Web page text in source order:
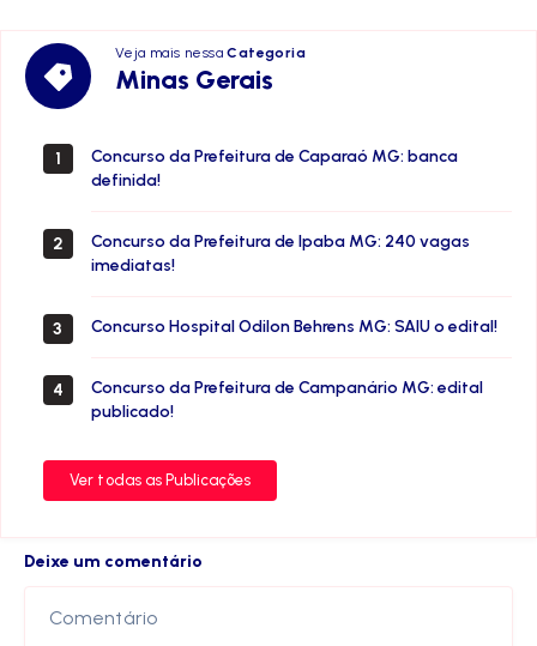
Veja mais nessaCategoria
Minas Gerais
Minas
Gerais
1
Concurso da Prefeitura de Caparaó MG: banca
definida!
2
Concurso da Prefeitura de Ipaba MG: 240 vagas
imediatas!
3 Concurso Hospital Odilon Behrens MG: SAIU o edital!
4
Concurso da Prefeitura de Campanário MG: edital
publicado!
Ver todas as Publicações
Deixe um comentário